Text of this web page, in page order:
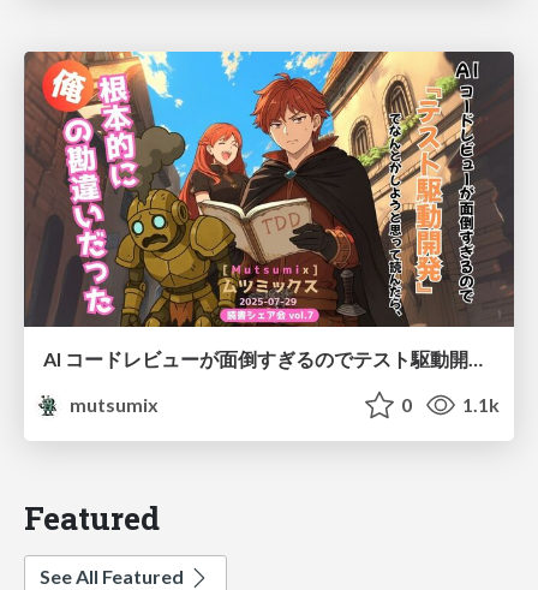
AI コードレビューが面倒すぎるのでテスト駆動開発で解決しようとして読んだら、根本的に俺の勘違いだった
mutsumix
0 1.1k
Featured
See All Featured